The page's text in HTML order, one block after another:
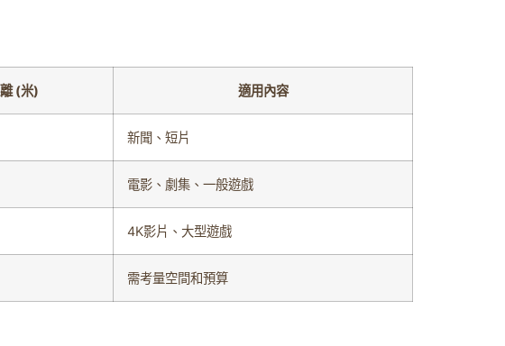
(米) 適用內容
新聞、短片
電影、劇集、一般遊戲
4K影片、大型遊戲
需考量空間和預算